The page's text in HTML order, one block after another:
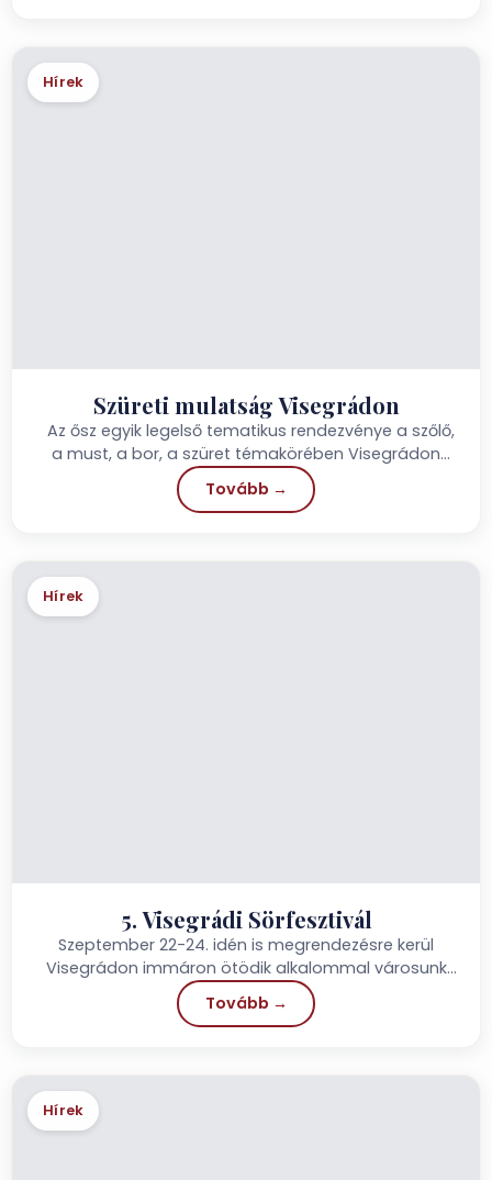
Hírek
Szüreti mulatság Visegrádon
Az ősz egyik legelső tematikus rendezvénye a szőlő,
a must, a bor, a szüret témakörében Visegrádon
lesz,...
Tovább →
Hírek
5. Visegrádi Sörfesztivál
Szeptember 22-24. idén is megrendezésre kerül
Visegrádon immáron ötödik alkalommal városunk
sörfesztiválja, mely napjainkra igazi kis családi
hétvégévé...
Tovább →
Hírek